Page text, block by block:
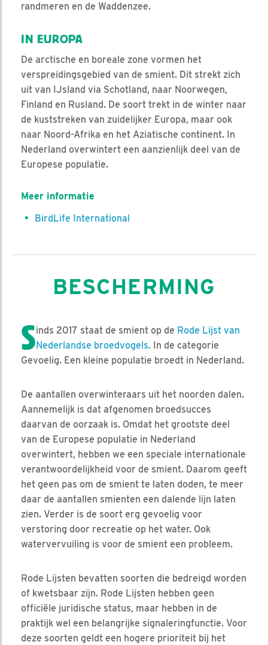
randmeren en de Waddenzee.
IN EUROPA
De arctische en boreale zone vormen het
verspreidingsgebied van de smient. Dit strekt zich
uit van IJsland via Schotland, naar Noorwegen,
Finland en Rusland. De soort trekt in de winter naar
de kuststreken van zuidelijker Europa, maar ook
naar Noord-Afrika en het Aziatische continent. In
Nederland overwintert een aanzienlijk deel van de
Europese populatie.
Meer informatie
BirdLife International
BESCHERMING
Sinds 2017 staat de smient op de Rode Lijst van
Nederlandse broedvogels. In de categorie
Gevoelig. Een kleine populatie broedt in Nederland.
De aantallen overwinteraars uit het noorden dalen.
Aannemelijk is dat afgenomen broedsucces
daarvan de oorzaak is. Omdat het grootste deel
van de Europese populatie in Nederland
overwintert, hebben we een speciale internationale
verantwoordelijkheid voor de smient. Daarom geeft
het geen pas om de smient te laten doden, te meer
daar de aantallen smienten een dalende lijn laten
zien. Verder is de soort erg gevoelig voor
verstoring door recreatie op het water. Ook
watervervuiling is voor de smient een probleem.
Rode Lijsten bevatten soorten die bedreigd worden
of kwetsbaar zijn. Rode Lijsten hebben geen
officiële juridische status, maar hebben in de
praktijk wel een belangrijke signaleringfunctie. Voor
deze soorten geldt een hogere prioriteit bij het